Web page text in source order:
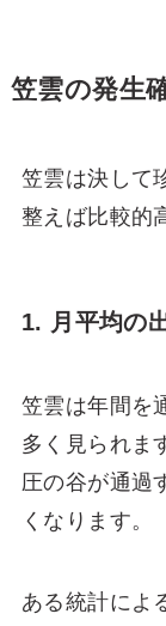
笠雲の発生
笠雲は決して
整えば比較的
1. 月平均の
笠雲は年間を
多く見られま
圧の谷が通過
くなります。
ある統計によ